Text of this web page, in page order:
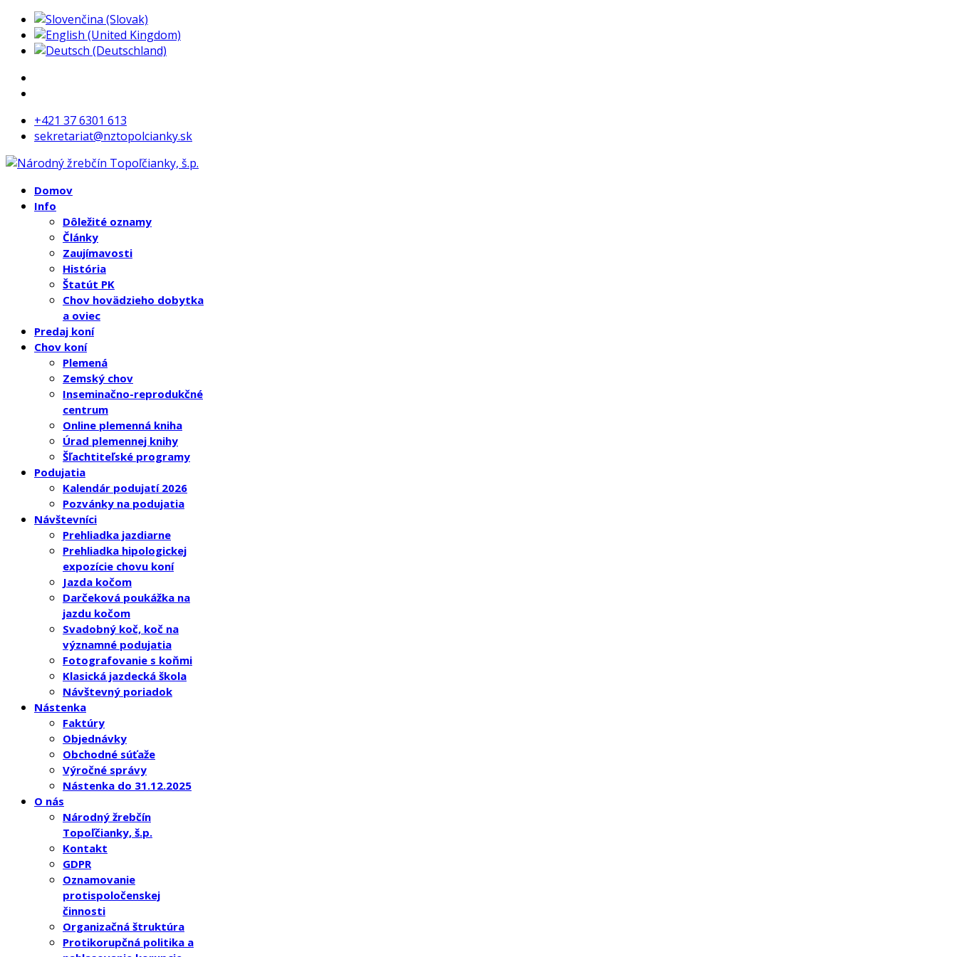
+421 37 6301 613
sekretariat@nztopolcianky.sk
Domov
Info
Dôležité oznamy
Články
Zaujímavosti
História
Štatút PK
Chov hovädzieho dobytka
a oviec
Predaj koní
Chov koní
Plemená
Zemský chov
Inseminačno-reprodukčné
centrum
Online plemenná kniha
Úrad plemennej knihy
Šľachtiteľské programy
Podujatia
Kalendár podujatí 2026
Pozvánky na podujatia
Návštevníci
Prehliadka jazdiarne
Prehliadka hipologickej
expozície chovu koní
Jazda kočom
Darčeková poukážka na
jazdu kočom
Svadobný koč, koč na
významné podujatia
Fotografovanie s koňmi
Klasická jazdecká škola
Návštevný poriadok
Nástenka
Faktúry
Objednávky
Obchodné súťaže
Výročné správy
Nástenka do 31.12.2025
O nás
Národný žrebčín
Topoľčianky, š.p.
Kontakt
GDPR
Oznamovanie
protispoločenskej
činnosti
Organizačná štruktúra
Protikorupčná politika a